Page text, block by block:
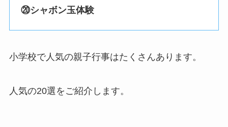
⑳シャボン玉体験
小学校で人気の親子行事はたくさんあります。
人気の20選をご紹介します。